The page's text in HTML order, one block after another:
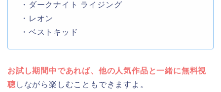
・ダークナイト ライジング
・レオン
・ベストキッド
お試し期間中であれば、他の人気作品と一緒に無料視
聴 しながら楽しむこともできますよ。